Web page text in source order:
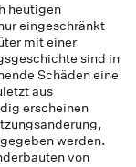
heutigen
eingeschränkt
mit einer
sind in
Schäden eine
aus
erscheinen
werden.
von